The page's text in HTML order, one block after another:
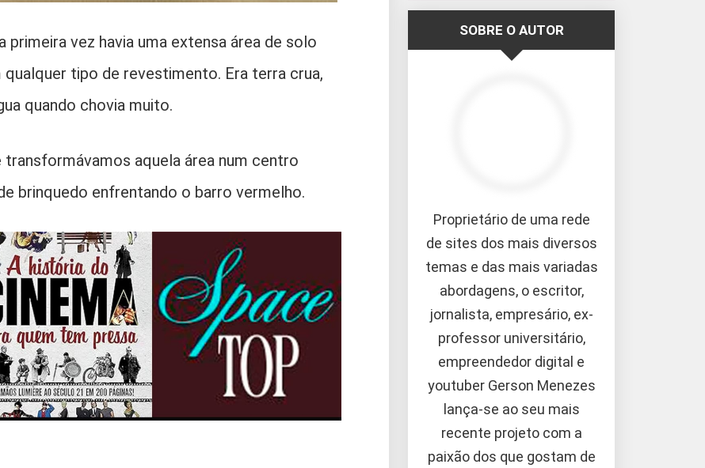
primeira vez havia uma extensa área de solo
tipo de revestimento. Era terra crua,
quando chovia muito.
aquela área num centro
brinquedo enfrentando o barro vermelho.
SOBRE O AUTOR
Proprietário de uma rede
de sites dos mais diversos
temas e das mais variadas
abordagens, o escritor,
jornalista, empresário, ex-
professor universitário,
empreendedor digital e
youtuber Gerson Menezes
lança-se ao seu mais
recente projeto com a
paixão dos que gostam de